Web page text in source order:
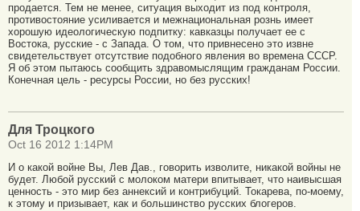
продается. Тем не менее, ситуация выходит из под контроля,
противостояние усиливается и межнациональная рознь имеет
хорошую идеологическую подпитку: кавказцы получает ее с
Востока, русские - с Запада. О том, что привнесено это извне
свидетельствует отсутствие подобного явления во времена СССР.
Я об этом пытаюсь сообщить здравомыслящим гражданам России.
Конечная цель - ресурсы России, но без русских!
Для Троцкого
Oct 16 2012 1:14PM
И о какой войне Вы, Лев Дав., говорить изволите, никакой войны не
будет. Любой русский с молоком матери впитывает, что наивысшая
ценность - это мир без аннексий и контрибуций. Токарева, по-моему,
к этому и призывает, как и большинство русских блогеров.